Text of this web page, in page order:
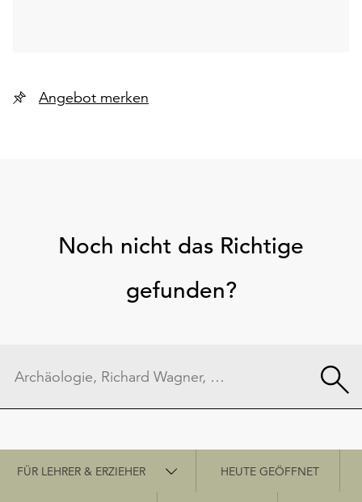
Angebot merken
Noch nicht das Richtige
gefunden?
Schnellzugriff
FÜR LEHRER & ERZIEHER HEUTE GEÖFFNET